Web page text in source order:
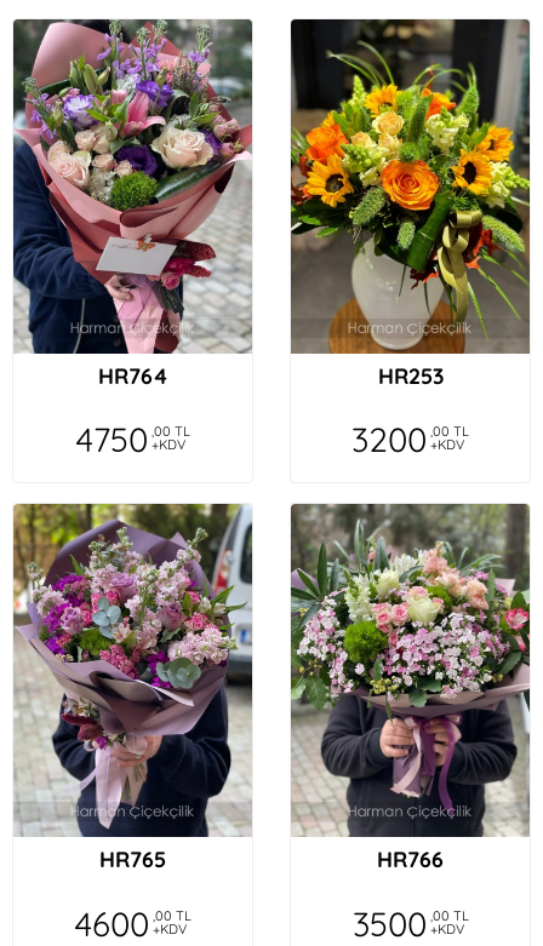
HR764
4750 ,00 TL
+KDV
HR253
3200 ,00 TL
+KDV
HR765
4600 ,00 TL
+KDV
HR766
3500 ,00 TL
+KDV